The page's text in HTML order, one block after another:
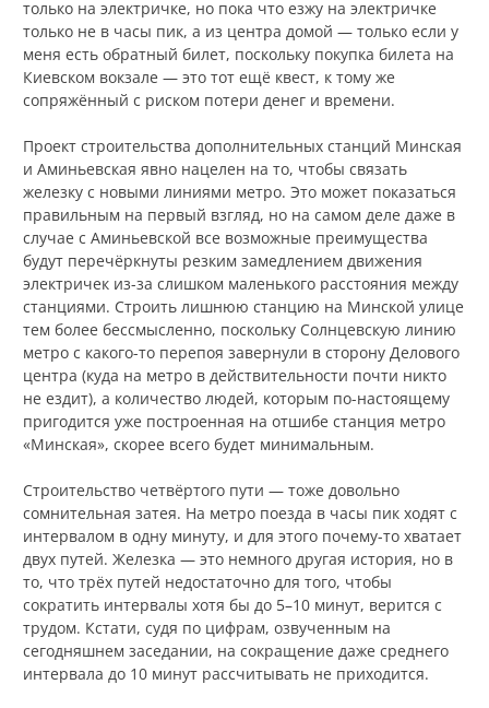
только на электричке, но пока что езжу на электричке
только не в часы пик, а из центра домой — только если у
меня есть обратный билет, поскольку покупка билета на
Киевском вокзале — это тот ещё квест, к тому же
сопряжённый с риском потери денег и времени.
Проект строительства дополнительных станций Минская
и Аминьевская явно нацелен на то, чтобы связать
железку с новыми линиями метро. Это может показаться
правильным на первый взгляд, но на самом деле даже в
случае с Аминьевской все возможные преимущества
будут перечёркнуты резким замедлением движения
электричек из-за слишком маленького расстояния между
станциями. Строить лишнюю станцию на Минской улице
тем более бессмысленно, поскольку Солнцевскую линию
метро с какого-то перепоя завернули в сторону Делового
центра (куда на метро в действительности почти никто
не ездит), а количество людей, которым по-настоящему
пригодится уже построенная на отшибе станция метро
«Минская», скорее всего будет минимальным.
Строительство четвёртого пути — тоже довольно
сомнительная затея. На метро поезда в часы пик ходят с
интервалом в одну минуту, и для этого почему-то хватает
двух путей. Железка — это немного другая история, но в
то, что трёх путей недостаточно для того, чтобы
сократить интервалы хотя бы до 5–10 минут, верится с
трудом. Кстати, судя по цифрам, озвученным на
сегодняшнем заседании, на сокращение даже среднего
интервала до 10 минут рассчитывать не приходится.